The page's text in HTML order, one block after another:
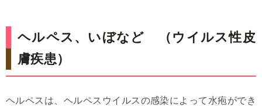
ヘルペス、いぼなど （ウイルス性皮
膚疾患）
ヘルペスは、ヘルペスウイルスの感染によって水疱ができ